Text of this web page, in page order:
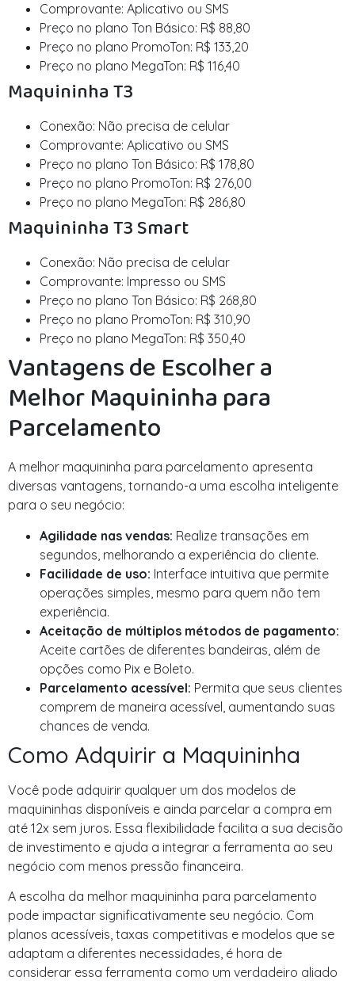
Comprovante: Aplicativo ou SMS
Preço no plano Ton Básico: R$ 88,80
Preço no plano PromoTon: R$ 133,20
Preço no plano MegaTon: R$ 116,40
Maquininha T3
Conexão: Não precisa de celular
Comprovante: Aplicativo ou SMS
Preço no plano Ton Básico: R$ 178,80
Preço no plano PromoTon: R$ 276,00
Preço no plano MegaTon: R$ 286,80
Maquininha T3 Smart
Conexão: Não precisa de celular
Comprovante: Impresso ou SMS
Preço no plano Ton Básico: R$ 268,80
Preço no plano PromoTon: R$ 310,90
Preço no plano MegaTon: R$ 350,40
Vantagens de Escolher a
Melhor Maquininha para
Parcelamento
A melhor maquininha para parcelamento apresenta
diversas vantagens, tornando-a uma escolha inteligente
para o seu negócio:
Agilidade nas vendas: Realize transações em
segundos, melhorando a experiência do cliente.
Facilidade de uso: Interface intuitiva que permite
operações simples, mesmo para quem não tem
experiência.
Aceitação de múltiplos métodos de pagamento:
Aceite cartões de diferentes bandeiras, além de
opções como Pix e Boleto.
Parcelamento acessível: Permita que seus clientes
comprem de maneira acessível, aumentando suas
chances de venda.
Como Adquirir a Maquininha
Você pode adquirir qualquer um dos modelos de
maquininhas disponíveis e ainda parcelar a compra em
até 12x sem juros. Essa flexibilidade facilita a sua decisão
de investimento e ajuda a integrar a ferramenta ao seu
negócio com menos pressão financeira.
A escolha da melhor maquininha para parcelamento
pode impactar significativamente seu negócio. Com
planos acessíveis, taxas competitivas e modelos que se
adaptam a diferentes necessidades, é hora de
considerar essa ferramenta como um verdadeiro aliado